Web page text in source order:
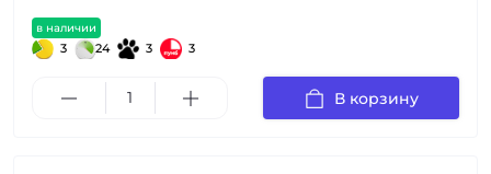
в наличии
3 24 3 3
В корзину